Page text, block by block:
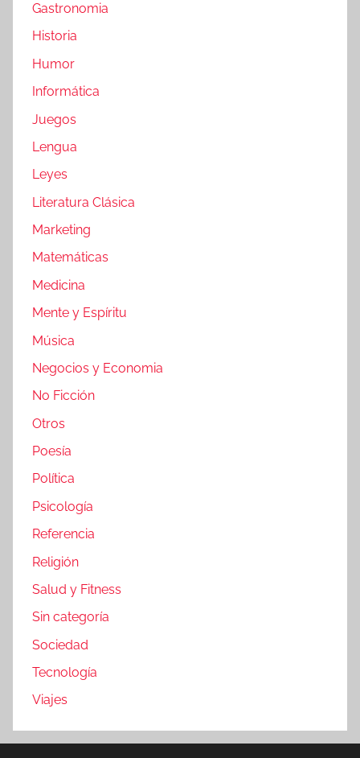
Gastronomia
Historia
Humor
Informática
Juegos
Lengua
Leyes
Literatura Clásica
Marketing
Matemáticas
Medicina
Mente y Espíritu
Música
Negocios y Economia
No Ficción
Otros
Poesía
Política
Psicología
Referencia
Religión
Salud y Fitness
Sin categoría
Sociedad
Tecnología
Viajes